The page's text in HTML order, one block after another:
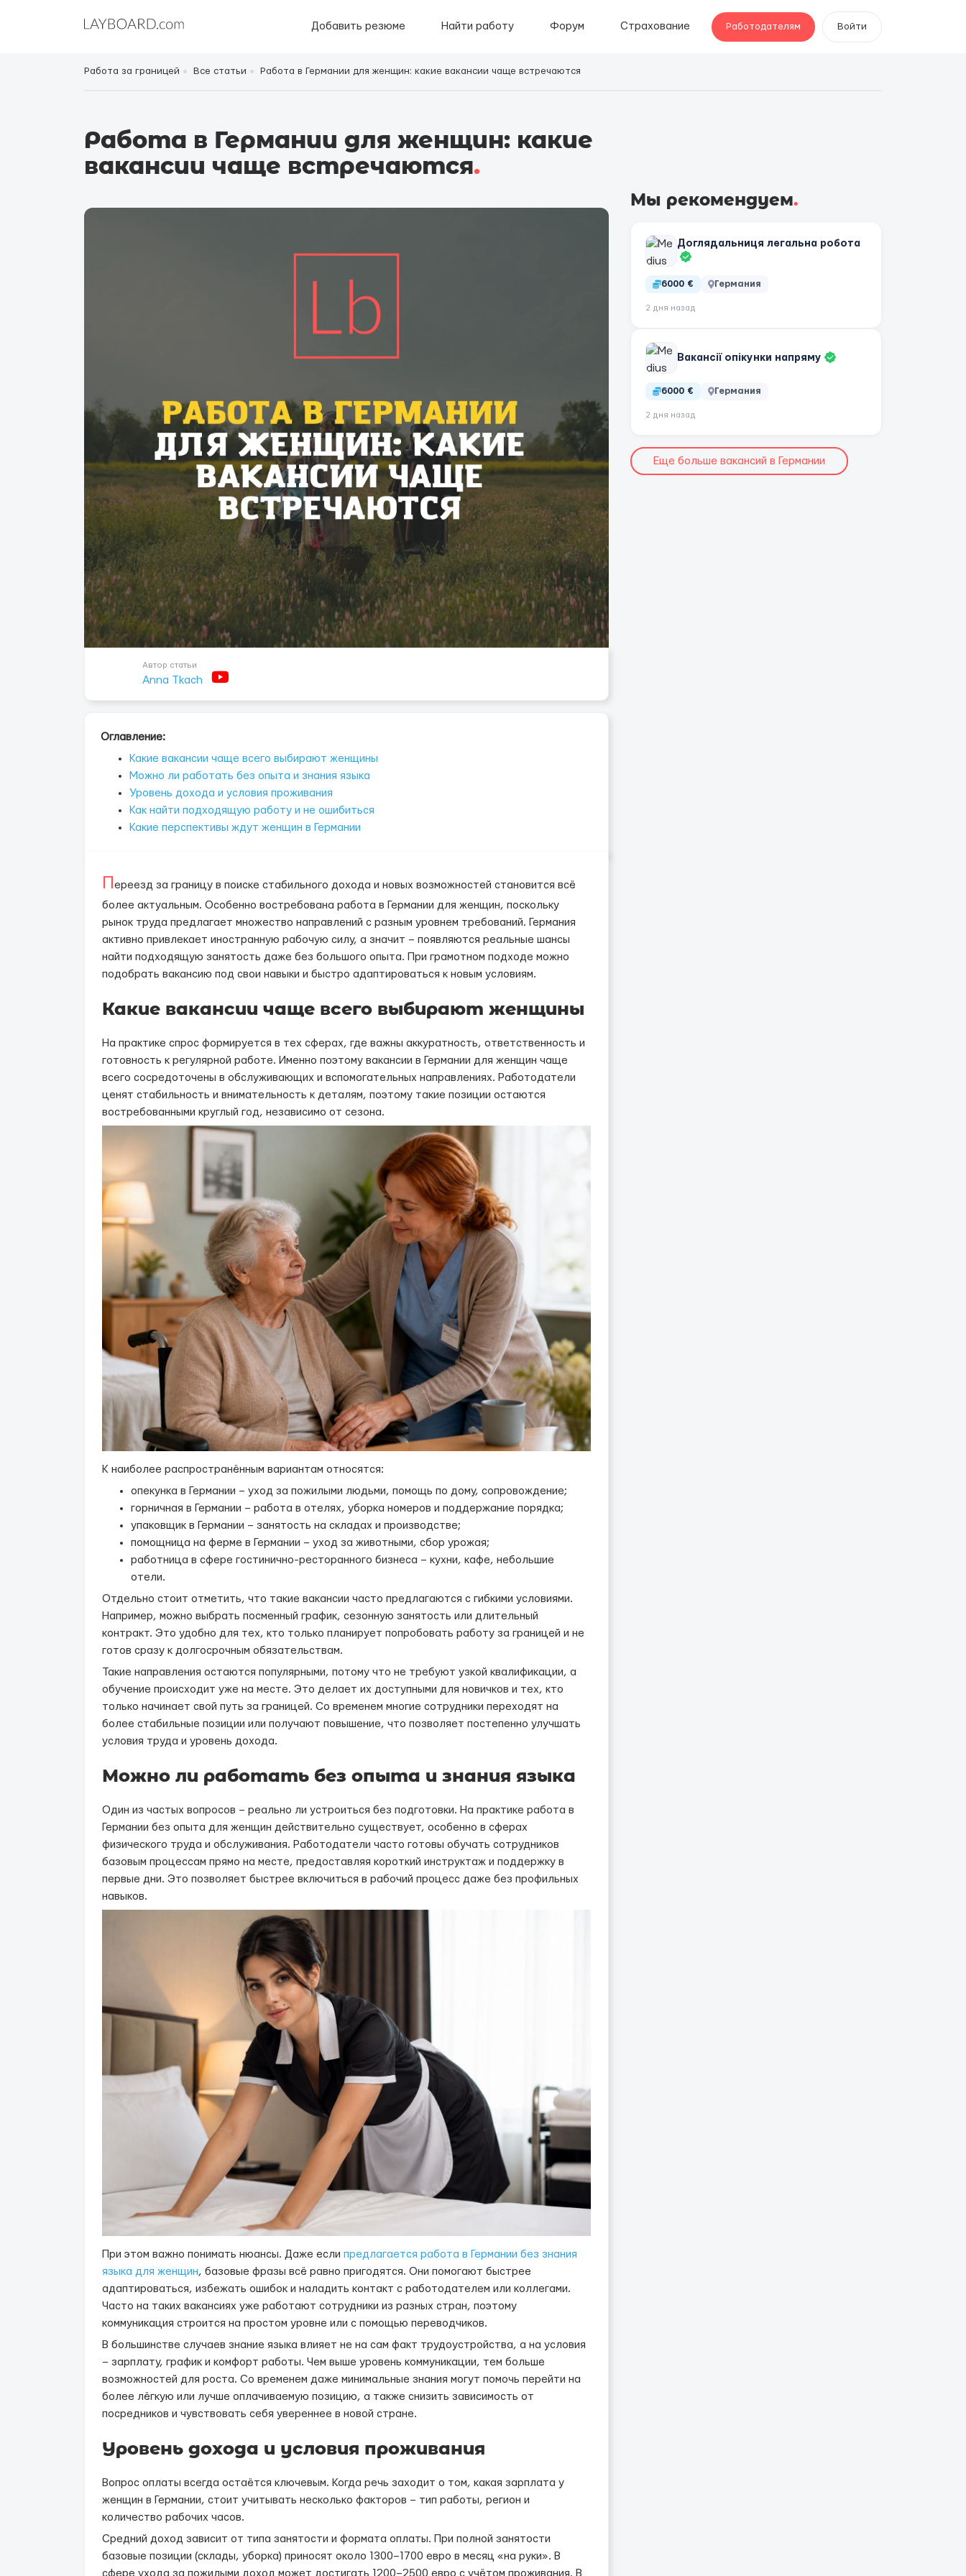
Добавить резюме Найти работу Форум Страхование Работодателям Войти
Работа за границей Все статьи Работа в Германии для женщин: какие вакансии чаще встречаются
Работа в Германии для женщин: какие
вакансии чаще встречаются.
Автор статьи
Anna Tkach
Оглавление:
Какие вакансии чаще всего выбирают женщины
Можно ли работать без опыта и знания языка
Уровень дохода и условия проживания
Как найти подходящую работу и не ошибиться
Какие перспективы ждут женщин в Германии
П ереезд за границу в поиске стабильного дохода и новых возможностей становится всё
более актуальным. Особенно востребована работа в Германии для женщин, поскольку
рынок труда предлагает множество направлений с разным уровнем требований. Германия
активно привлекает иностранную рабочую силу, а значит – появляются реальные шансы
найти подходящую занятость даже без большого опыта. При грамотном подходе можно
подобрать вакансию под свои навыки и быстро адаптироваться к новым условиям.
Какие вакансии чаще всего выбирают женщины
На практике спрос формируется в тех сферах, где важны аккуратность, ответственность и
готовность к регулярной работе. Именно поэтому вакансии в Германии для женщин чаще
всего сосредоточены в обслуживающих и вспомогательных направлениях. Работодатели
ценят стабильность и внимательность к деталям, поэтому такие позиции остаются
востребованными круглый год, независимо от сезона.
К наиболее распространённым вариантам относятся:
опекунка в Германии – уход за пожилыми людьми, помощь по дому, сопровождение;
горничная в Германии – работа в отелях, уборка номеров и поддержание порядка;
упаковщик в Германии – занятость на складах и производстве;
помощница на ферме в Германии – уход за животными, сбор урожая;
работница в сфере гостинично-ресторанного бизнеса – кухни, кафе, небольшие
отели.
Отдельно стоит отметить, что такие вакансии часто предлагаются с гибкими условиями.
Например, можно выбрать посменный график, сезонную занятость или длительный
контракт. Это удобно для тех, кто только планирует попробовать работу за границей и не
готов сразу к долгосрочным обязательствам.
Такие направления остаются популярными, потому что не требуют узкой квалификации, а
обучение происходит уже на месте. Это делает их доступными для новичков и тех, кто
только начинает свой путь за границей. Со временем многие сотрудники переходят на
более стабильные позиции или получают повышение, что позволяет постепенно улучшать
условия труда и уровень дохода.
Можно ли работать без опыта и знания языка
Один из частых вопросов – реально ли устроиться без подготовки. На практике работа в
Германии без опыта для женщин действительно существует, особенно в сферах
физического труда и обслуживания. Работодатели часто готовы обучать сотрудников
базовым процессам прямо на месте, предоставляя короткий инструктаж и поддержку в
первые дни. Это позволяет быстрее включиться в рабочий процесс даже без профильных
навыков.
При этом важно понимать нюансы. Даже если предлагается работа в Германии без знания
языка для женщин, базовые фразы всё равно пригодятся. Они помогают быстрее
адаптироваться, избежать ошибок и наладить контакт с работодателем или коллегами.
Часто на таких вакансиях уже работают сотрудники из разных стран, поэтому
коммуникация строится на простом уровне или с помощью переводчиков.
В большинстве случаев знание языка влияет не на сам факт трудоустройства, а на условия
– зарплату, график и комфорт работы. Чем выше уровень коммуникации, тем больше
возможностей для роста. Со временем даже минимальные знания могут помочь перейти на
более лёгкую или лучше оплачиваемую позицию, а также снизить зависимость от
посредников и чувствовать себя увереннее в новой стране.
Уровень дохода и условия проживания
Вопрос оплаты всегда остаётся ключевым. Когда речь заходит о том, какая зарплата у
женщин в Германии, стоит учитывать несколько факторов – тип работы, регион и
количество рабочих часов.
Средний доход зависит от типа занятости и формата оплаты. При полной занятости
базовые позиции (склады, уборка) приносят около 1300–1700 евро в месяц «на руки». В
сфере ухода за пожилыми доход может достигать 1200–2500 евро с учётом проживания. В
Мы рекомендуем.
Доглядальниця легальна робота
6000 € Германия
2 дня назад
Вакансії опікунки напряму
6000 € Германия
2 дня назад
Еще больше вакансий в Германии